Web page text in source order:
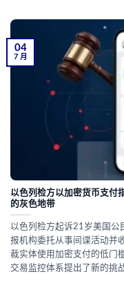
以色列检方以加密货币支付
的灰色地带
以色列检方起诉21岁美国公
报机构委托从事间谍活动并
裁实体使用加密支付的低门
交易监控体系提出了新的挑
04
7 月